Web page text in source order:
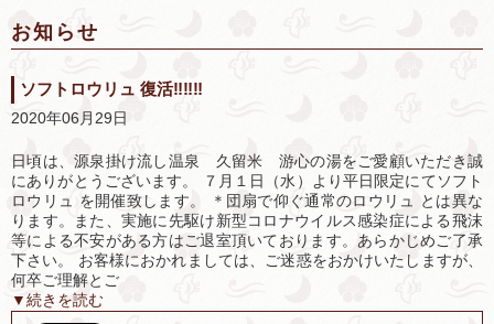
お知らせ
ソフトロウリュ 復活‼︎‼︎‼︎
2020年06月29日
日頃は、源泉掛け流し温泉 久留米 游心の湯をご愛顧いただき誠
にありがとうございます。 ７月１日（水）より平日限定にてソフト
ロウリュ を開催致します。 ＊団扇で仰ぐ通常のロウリュ とは異な
ります。また、実施に先駆け新型コロナウイルス感染症による飛沫
等による不安がある方はご退室頂いております。あらかじめご了承
下さい。 お客様におかれましては、ご迷惑をおかけいたしますが、
何卒ご理解とご
▼続きを読む